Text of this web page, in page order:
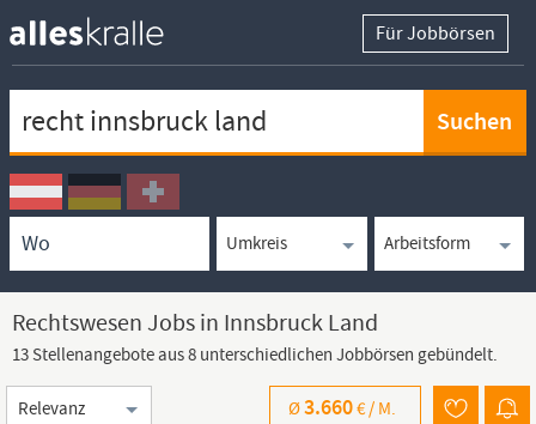
Für Jobbörsen
Ortssuche
Umkreissuche
Arbeitsform
Rechtswesen Jobs in Innsbruck Land
13 Stellenangebote aus 8 unterschiedlichen Jobbörsen gebündelt.
Sortierung
Ø3.660€ / M.